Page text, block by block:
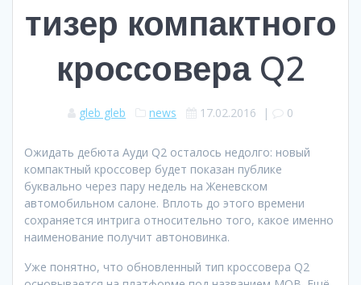
тизер компактного
кроссовера Q2
gleb gleb news 17.02.2016 | 0
Ожидать дебюта Ауди Q2 осталось недолго: новый
компактный кроссовер будет показан публике
буквально через пару недель на Женевском
автомобильном салоне. Вплоть до этого времени
сохраняется интрига относительно того, какое именно
наименование получит автоновинка.
Уже понятно, что обновленный тип кроссовера Q2